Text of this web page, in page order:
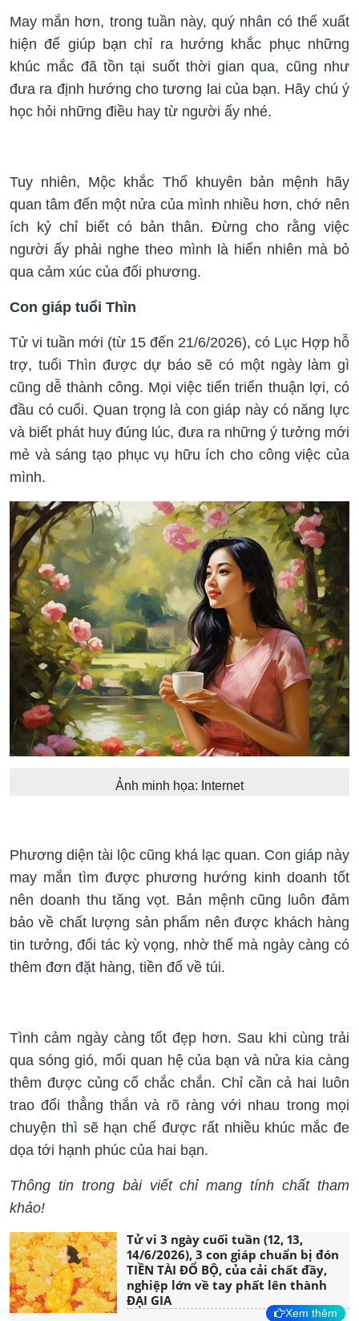
May mắn hơn, trong tuần này, quý nhân có thể xuất
hiện để giúp bạn chỉ ra hướng khắc phục những
khúc mắc đã tồn tại suốt thời gian qua, cũng như
đưa ra định hướng cho tương lai của bạn. Hãy chú ý
học hỏi những điều hay từ người ấy nhé.
Tuy nhiên, Mộc khắc Thổ khuyên bản mệnh hãy
quan tâm đến một nửa của mình nhiều hơn, chớ nên
ích kỷ chỉ biết có bản thân. Đừng cho rằng việc
người ấy phải nghe theo mình là hiển nhiên mà bỏ
qua cảm xúc của đối phương.
Con giáp tuổi Thìn
Tử vi tuần mới (từ 15 đến 21/6/2026), có Lục Hợp hỗ
trợ, tuổi Thìn được dự báo sẽ có một ngày làm gì
cũng dễ thành công. Mọi việc tiến triển thuận lợi, có
đầu có cuối. Quan trọng là con giáp này có năng lực
và biết phát huy đúng lúc, đưa ra những ý tưởng mới
mẻ và sáng tạo phục vụ hữu ích cho công việc của
mình.
Ảnh minh họa: Internet
Phương diện tài lộc cũng khá lạc quan. Con giáp này
may mắn tìm được phương hướng kinh doanh tốt
nên doanh thu tăng vọt. Bản mệnh cũng luôn đảm
bảo về chất lượng sản phẩm nên được khách hàng
tin tưởng, đối tác kỳ vọng, nhờ thế mà ngày càng có
thêm đơn đặt hàng, tiền đổ về túi.
Tình cảm ngày càng tốt đẹp hơn. Sau khi cùng trải
qua sóng gió, mối quan hệ của bạn và nửa kia càng
thêm được củng cố chắc chắn. Chỉ cần cả hai luôn
trao đổi thẳng thắn và rõ ràng với nhau trong mọi
chuyện thì sẽ hạn chế được rất nhiều khúc mắc đe
dọa tới hạnh phúc của hai bạn.
Thông tin trong bài viết chỉ mang tính chất tham
khảo!
Tử vi 3 ngày cuối tuần (12, 13,
14/6/2026), 3 con giáp chuẩn bị đón
TIỀN TÀI ĐỔ BỘ, của cải chất đầy,
nghiệp lớn về tay phất lên thành
ĐẠI GIA
Xem thêm